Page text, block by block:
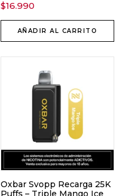
$16.990
AÑADIR AL CARRITO
Oxbar Svopp Recarga 25K
Puffs – Triple Mango Ice